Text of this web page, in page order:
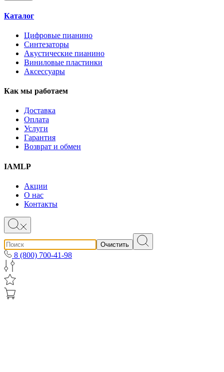
Каталог
Цифровые пианино
Синтезаторы
Акустические пианино
Виниловые пластинки
Аксессуары
Как мы работаем
Доставка
Оплата
Услуги
Гарантия
Возврат и обмен
IAMLP
Акции
О нас
Контакты
Очистить
8 (800) 700-41-98